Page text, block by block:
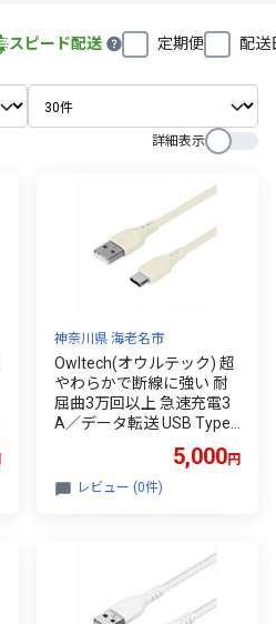
スピード配送 定期便 配送
詳細表示
神奈川県 海老名市
Owltech(オウルテック) 超
やわらかで断線に強い 耐
屈曲3万回以上 急速充電3
A／データ転送 USB Type-
ケーブル OWL-CBSRCA15
-KI キナリ 【 シリコンケー
5,000円
レビュー (0件)